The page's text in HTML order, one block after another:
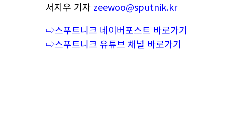
서지우 기자 zeewoo@sputnik.kr
⇨스푸트니크 네이버포스트 바로가기
⇨스푸트니크 유튜브 채널 바로가기